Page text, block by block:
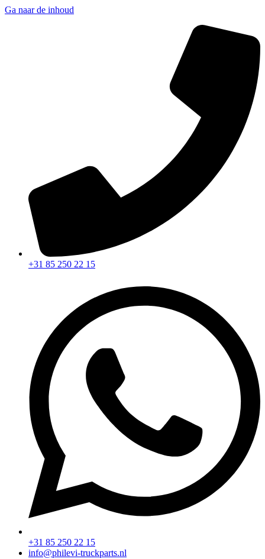
Ga naar de inhoud
+31 85 250 22 15
+31 85 250 22 15
info@philevi-truckparts.nl